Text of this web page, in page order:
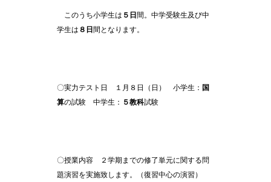
このうち小学生は ５日 間。中学受験生及び中
学生は ８日 間となります。
〇実力テスト日 １月８日（日） 小学生： 国
算の試験 中学生： ５教科試験
〇授業内容 ２学期までの修了単元に関する問
題演習を実施致します。（復習中心の演習）